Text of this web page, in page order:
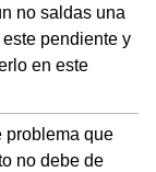
no saldas una
pendiente y
en este
problema que
no debe de